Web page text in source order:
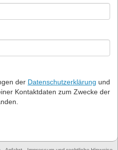
der Datenschutzerklärung und
Kontaktdaten zum Zwecke der